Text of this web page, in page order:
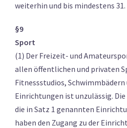
weiterhin und bis mindestens
§9
Sport
(1) Der Freizeit- und
allen öffentlichen und privaten
Fitnessstudios,
Einrichtungen ist unzulässig.
die in Satz 1 genannten
haben den Zugang zu der